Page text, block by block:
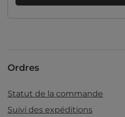
Ordres
Statut de la commande
Suivi des expéditions